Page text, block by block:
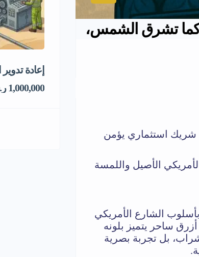
كما تشرق الشمس،
شريك استثماري يؤمن
الأصيل واللمسة
الشارع الأمريكي
ساحر يتميز بلونه
بل تجربة بصرية
إعادة
1,000,000 ر.س